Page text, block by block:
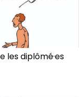
les diplômé·es